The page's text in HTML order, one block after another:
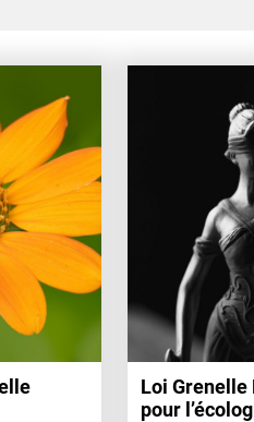
Loi Grenelle
pour